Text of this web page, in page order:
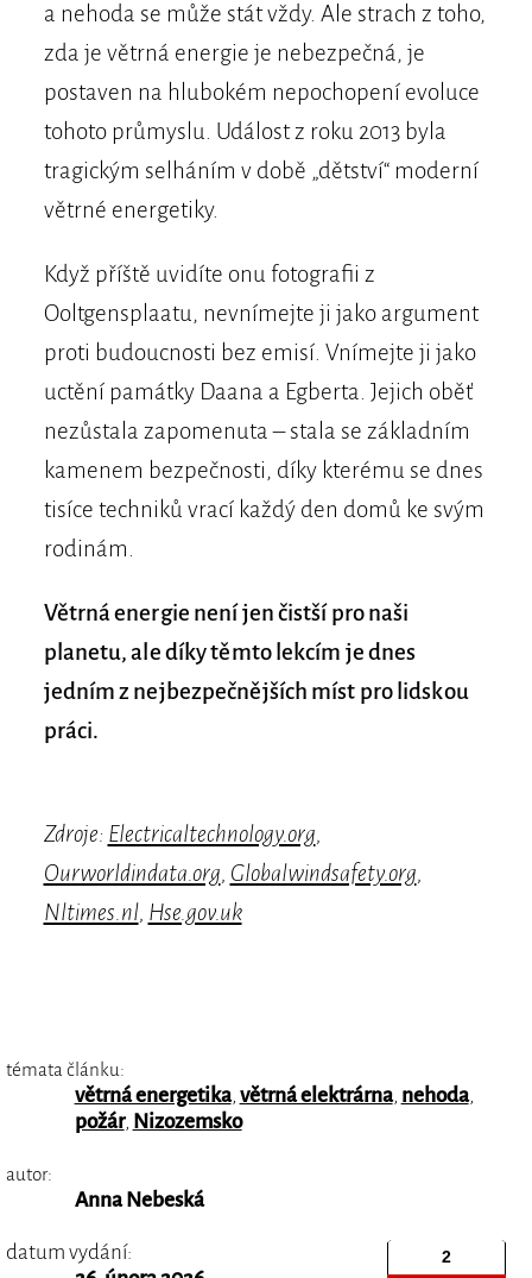
a nehoda se může stát vždy. Ale strach z toho,
zda je větrná energie je nebezpečná, je
postaven na hlubokém nepochopení evoluce
tohoto průmyslu. Událost z roku 2013 byla
tragickým selháním v době „dětství“ moderní
větrné energetiky.
Když příště uvidíte onu fotografii z
Ooltgensplaatu, nevnímejte ji jako argument
proti budoucnosti bez emisí. Vnímejte ji jako
uctění památky Daana a Egberta. Jejich oběť
nezůstala zapomenuta – stala se základním
kamenem bezpečnosti, díky kterému se dnes
tisíce techniků vrací každý den domů ke svým
rodinám.
Větrná energie není jen čistší pro naši
planetu, ale díky těmto lekcím je dnes
jedním z nejbezpečnějších míst pro lidskou
práci.
Zdroje: Electricaltechnology.org,
Ourworldindata.org, Globalwindsafety.org,
Nltimes.nl, Hse.gov.uk
témata článku:
větrná energetika, větrná elektrárna, nehoda,
požár, Nizozemsko
autor:
Anna Nebeská
datum vydání: